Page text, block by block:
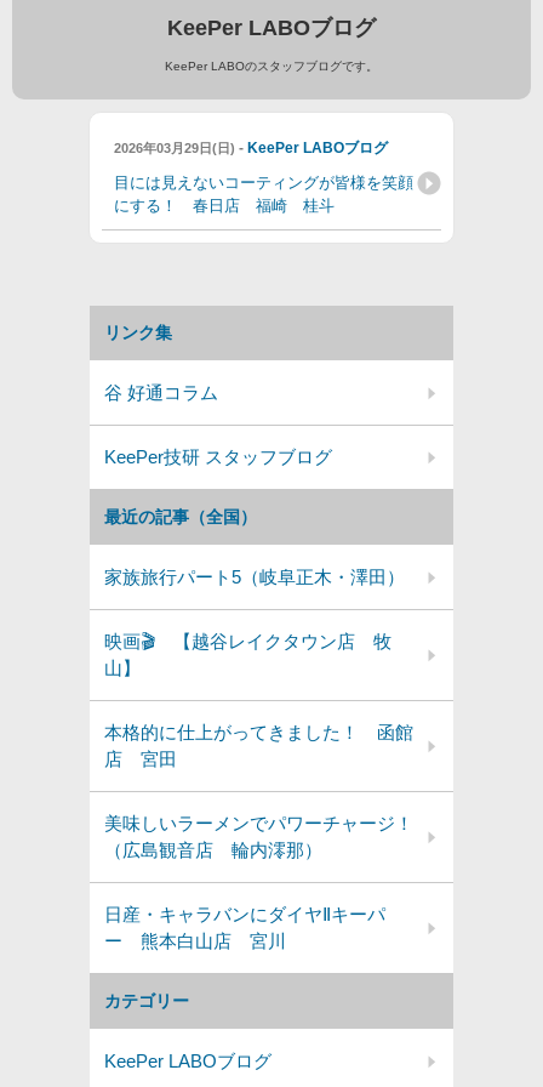
KeePer LABOブログ
KeePer LABOのスタッフブログです。
2026年03月29日(日) - KeePer LABOブログ
目には見えないコーティングが皆様を笑顔
にする！ 春日店 福崎 桂斗
カテゴリー
KeePer LABOブログ
最近の記事（全国）
家族旅行パート5（岐阜正木・澤田）
映画🎬 【越谷レイクタウン店 牧
山】
本格的に仕上がってきました！ 函館
店 宮田
美味しいラーメンでパワーチャージ！
（広島観音店 輪内澪那）
日産・キャラバンにダイヤⅡキーパ
ー 熊本白山店 宮川
リンク集
谷 好通コラム
KeePer技研 スタッフブログ